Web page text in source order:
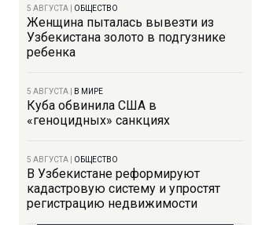
5 АВГУСТА ОБЩЕСТВО
Женщина пыталась вывезти из
Узбекистана золото в подгузнике
ребенка
5 АВГУСТА В МИРЕ
Куба обвинила США в
«геноцидных» санкциях
5 АВГУСТА ОБЩЕСТВО
В Узбекистане реформируют
кадастровую систему и упростят
регистрацию недвижимости